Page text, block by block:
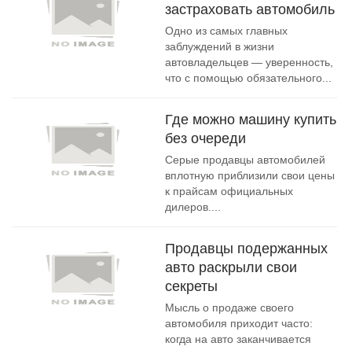
застраховать автомобиль
Одно из самых главных
заблуждений в жизни
автовладельцев — уверенность,
что с помощью обязательного...
Где можно машину купить
без очереди
Серые продавцы автомобилей
вплотную приблизили свои цены
к прайсам официальных
дилеров....
Продавцы подержанных
авто раскрыли свои
секреты
Мысль о продаже своего
автомобиля приходит часто:
когда на авто заканчивается